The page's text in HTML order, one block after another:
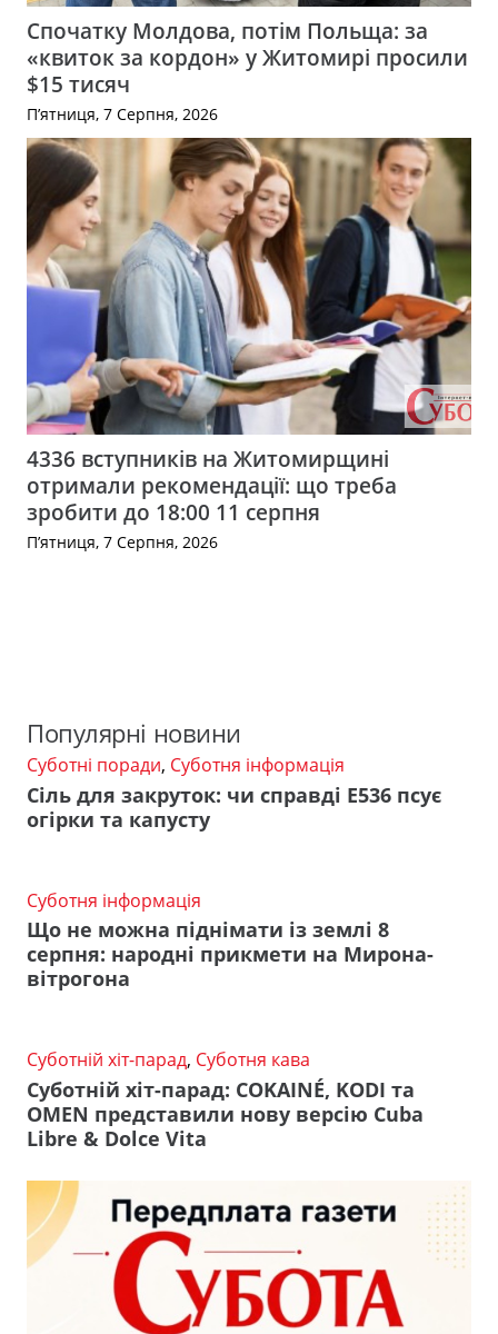
Спочатку Молдова, потім Польща: за
«квиток за кордон» у Житомирі просили
$15 тисяч
П’ятниця, 7 Серпня, 2026
4336 вступників на Житомирщині
отримали рекомендації: що треба
зробити до 18:00 11 серпня
П’ятниця, 7 Серпня, 2026
Популярні новини
Суботні поради, Суботня інформація
Сіль для закруток: чи справді Е536 псує
огірки та капусту
Суботня інформація
Що не можна піднімати із землі 8
серпня: народні прикмети на Мирона-
вітрогона
Суботній хіт-парад, Суботня кава
Суботній хіт-парад: COKAINÉ, KODI та
OMEN представили нову версію Cuba
Libre & Dolce Vita